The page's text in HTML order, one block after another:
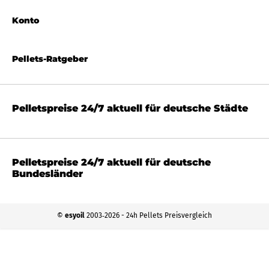
Pellets-Ratgeber
Konto
Pelletspreise 24/7 aktuell für deutsche Städte
Pelletspreise 24/7 aktuell für deutsche
Bundesländer
© esyoil 2003‐2026 - 24h Pellets Preisvergleich